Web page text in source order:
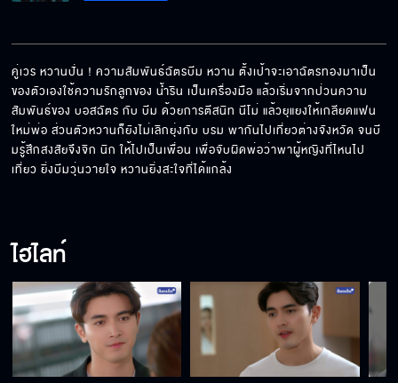
แกไม่เคยชอบฉัน
เธอเป็นใครในครอบครัวของฉัน
อีหนอนเน่า...แกแค่อยากเยาะเย้ยฉัน
คู่เวร หวานปั่น ! ความสัมพันธ์ฉัตรบีม หวาน ตั้งเป้าจะเอาฉัตรทองมาเป็น
ของตัวเองใช้ความรักลูกของ น้ำริน เป็นเครื่องมือ แล้วเริ่มจากป่วนความ
สัมพันธ์ของ บอสฉัตร กับ บีม ด้วยการตีสนิท นีโม่ แล้วยุแยงให้เกลียดแฟน
ใหม่พ่อ ส่วนตัวหวานก็ยังไม่เลิกยุ่งกับ บรม พากันไปเที่ยวต่างจังหวัด จนบี
มรู้สึกสงสัยจึงจิก นิก ให้ไปเป็นเพื่อน เพื่อจับผิดพ่อว่าพาผู้หญิงที่ไหนไป
เที่ยว ยิ่งบีมวุ่นวายใจ หวานยิ่งสะใจที่ได้แกล้ง
ไฮไลท์